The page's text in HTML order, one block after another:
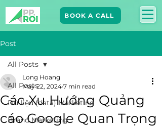
BOOK A CALL
Post
All Posts
Dữ liệu (data) Marketing
Brand Marketing​
All Posts
Các Xu Hướng Quảng
cáo Google Quan Trọng
Long Hoang
May 22, 2024 7 min read